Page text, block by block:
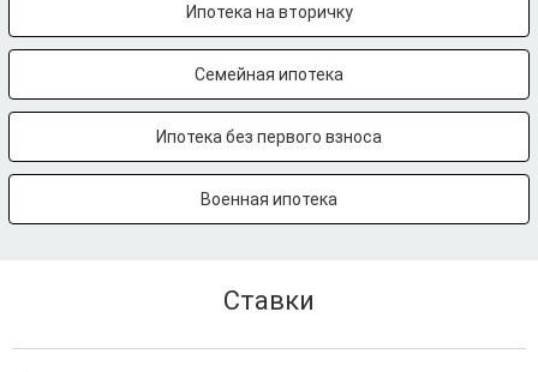
Ипотека на вторичку
Семейная ипотека
Ипотека без первого взноса
Военная ипотека
Ставки